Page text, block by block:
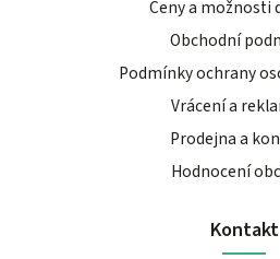
Ceny a možnosti
Obchodní
Podmínky ochrany
Vrácení a
Prodejna a
Hodnocení
Kontakt